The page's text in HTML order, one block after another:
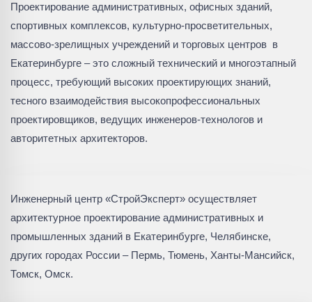
Проектирование административных, офисных зданий,
спортивных комплексов, культурно-просветительных,
массово-зрелищных учреждений и торговых центров в
Екатеринбурге – это сложный технический и многоэтапный
процесс, требующий высоких проектирующих знаний,
тесного взаимодействия высокопрофессиональных
проектировщиков, ведущих инженеров-технологов и
авторитетных архитекторов.
Инженерный центр «СтройЭксперт» осуществляет
архитектурное проектирование административных и
промышленных зданий в Екатеринбурге, Челябинске,
других городах России – Пермь, Тюмень, Ханты-Мансийск,
Томск, Омск.